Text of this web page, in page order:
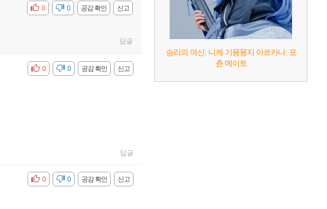
신고
공감 확인
비공감 0
0
답글
신고
공감 확인
비공감 0
0
답글
신고
공감 확인
비공감 0
0
승리의 여신: 니케 기묭묭지 아르카나: 포
츈 메이트